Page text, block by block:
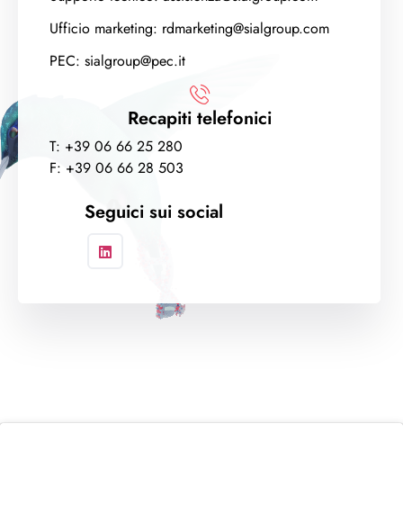
Ufficio marketing: rdmarketing@sialgroup.com
PEC: sialgroup@pec.it
Recapiti telefonici
T: +39 06 66 25 280
F: +39 06 66 28 503
Seguici sui social